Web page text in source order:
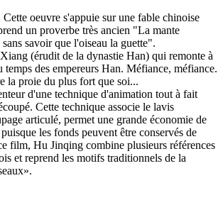
oeuvre s'appuie sur une fable chinoise
un proverbe très ancien "La mante
savoir que l'oiseau la guette".
(érudit de la dynastie Han) qui remonte à
temps des empereurs Han. Méfiance, méfiance.
la proie du plus fort que soi...
d'une technique d'animation tout à fait
Cette technique associe le lavis
articulé, permet une grande économie de
les fonds peuvent être conservés de
film, Hu Jinqing combine plusieurs références
et reprend les motifs traditionnels de la